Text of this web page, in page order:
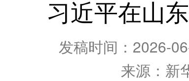
习近平在山
发稿时间：2026-
来源：新